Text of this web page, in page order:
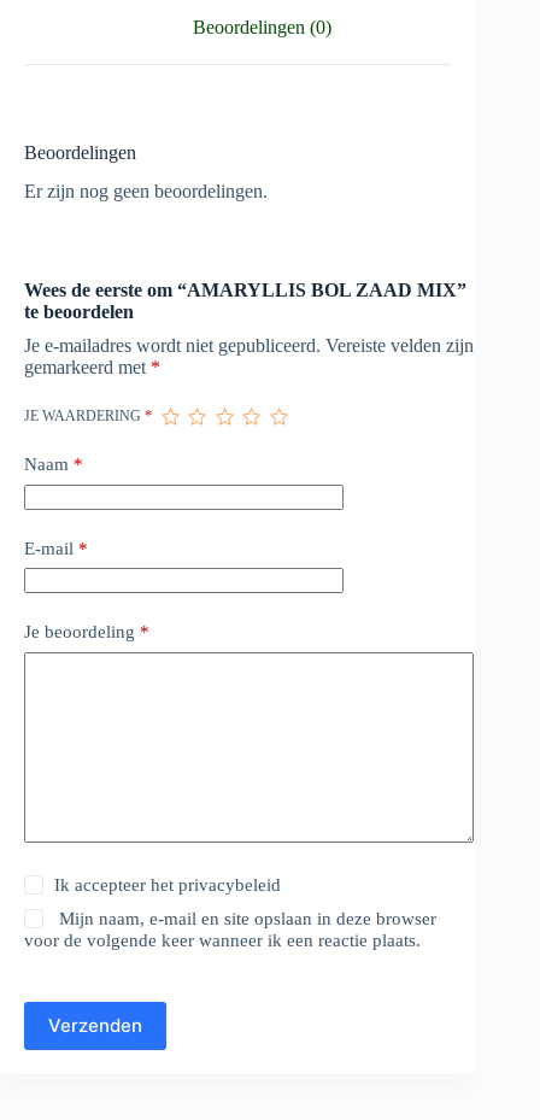
Beoordelingen (0)
Beoordelingen
Er zijn nog geen beoordelingen.
Wees de eerste om “AMARYLLIS BOL ZAAD MIX”
te beoordelen
Je e-mailadres wordt niet gepubliceerd. Vereiste velden zijn
gemarkeerd met *
JE WAARDERING *
Naam *
E-mail *
Je beoordeling *
Ik accepteer hetprivacybeleid
Mijn naam, e-mail en site opslaan in deze browser
voor de volgende keer wanneer ik een reactie plaats.
Verzenden